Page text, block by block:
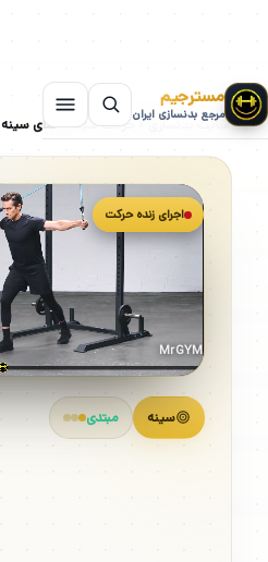
مسترجیم
مرجع بدنسازی ایران
سایت بدنسازی»حرکات سینه»فلای
سینه مبتدی
اجرای زنده حرکت
MrGYM